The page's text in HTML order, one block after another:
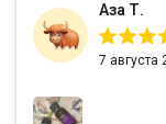
Аза Т.
7 августа